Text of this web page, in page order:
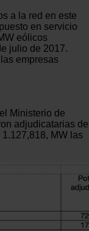
a la red en este
en servicio
eólicos
julio de 2017.
empresas
Ministerio de
adjudicatarias de
MW las